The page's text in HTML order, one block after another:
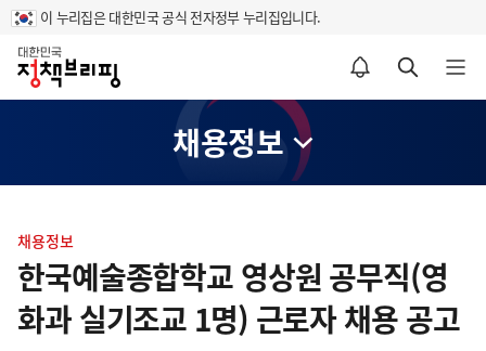
이 누리집은 대한민국 공식 전자정부 누리집입니다.
홈
알림설정 바로가기 검색 바로가기 메뉴 열기
채용정보
텐
츠
영
역
채용정보
한국예술종합학교 영상원 공무직(영
화과 실기조교 1명) 근로자 채용 공고